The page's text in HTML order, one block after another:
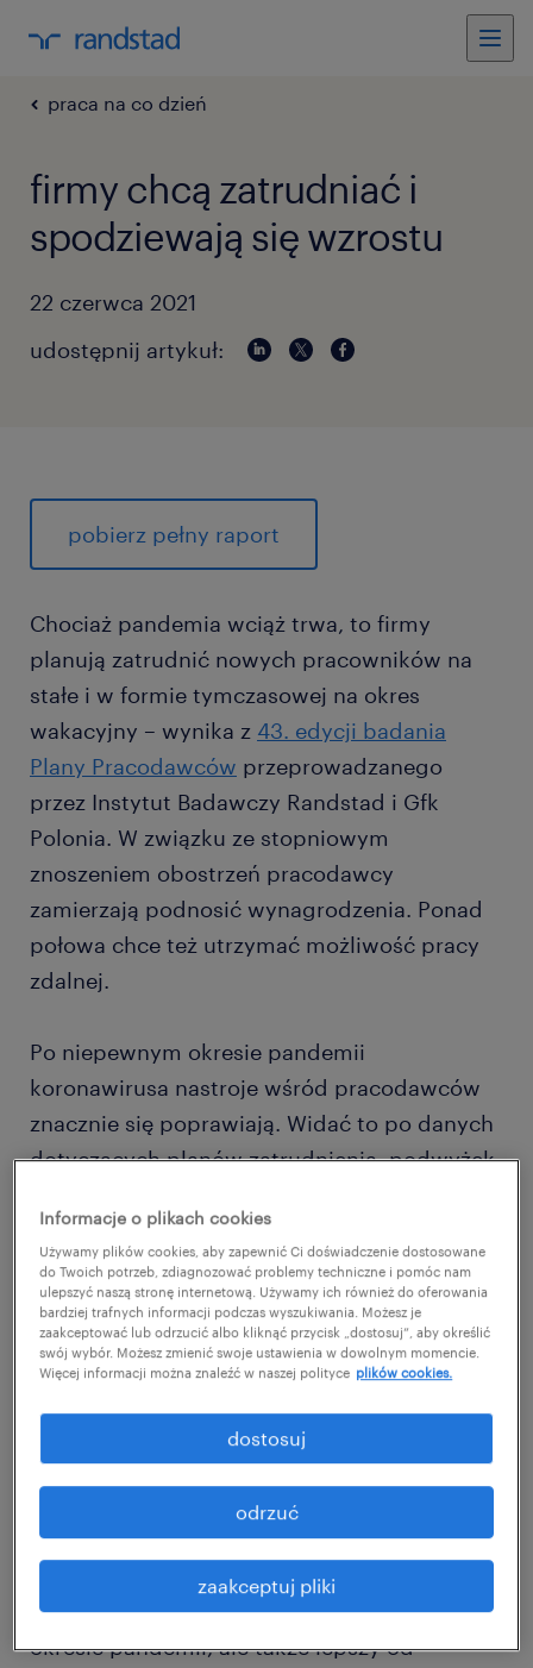
praca na co dzień
firmy chcą zatrudniać i
spodziewają się wzrostu
22 czerwca 2021
udostępnij artykuł:
pobierz pełny raport
Chociaż pandemia wciąż trwa, to firmy
planują zatrudnić nowych pracowników na
stałe i w formie tymczasowej na okres
wakacyjny – wynika z 43. edycji badania
Plany Pracodawców przeprowadzanego
przez Instytut Badawczy Randstad i Gfk
Polonia. W związku ze stopniowym
znoszeniem obostrzeń pracodawcy
zamierzają podnosić wynagrodzenia. Ponad
połowa chce też utrzymać możliwość pracy
zdalnej.
Po niepewnym okresie pandemii
koronawirusa nastroje wśród pracodawców
znacznie się poprawiają. Widać to po danych
dotyczących planów zatrudnienia, podwyżek,
przedsiębiorstw i gospodarki. Wiele wskazuje
też na to, że praca zdalna zostanie z nami na
dłużej.
zatrudnienie będzie rosnąć
O rekordowe 12 punktów proc. wzrósł
odsetek firm, które planują tworzyć nowe
miejsca pracy w kolejnym półroczu. Takie
zamierzenia ma obecnie blisko 30 proc.
przedsiębiorców i to wyniki nie tylko lepszy
od bardzo wstrzemięźliwych deklaracji w
okresie pandemii, ale także lepszy od
Informacje o plikach cookies
Używamy plików cookies, aby zapewnić Ci doświadczenie dostosowane
do Twoich potrzeb, zdiagnozować problemy techniczne i pomóc nam
ulepszyć naszą stronę internetową. Używamy ich również do oferowania
bardziej trafnych informacji podczas wyszukiwania. Możesz je
zaakceptować lub odrzucić albo kliknąć przycisk „dostosuj”, aby określić
swój wybór. Możesz zmienić swoje ustawienia w dowolnym momencie.
Więcej informacji można znaleźć w naszej polityce plików cookies.
zaakceptuj pliki
odrzuć
dostosuj